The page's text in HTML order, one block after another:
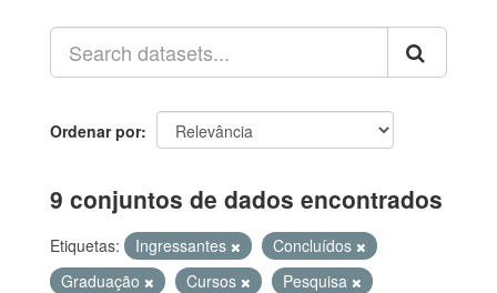
Ordenar por
9 conjuntos de dados encontrados
Etiquetas: Ingressantes
Concluídos
Graduação
Cursos
Pesquisa